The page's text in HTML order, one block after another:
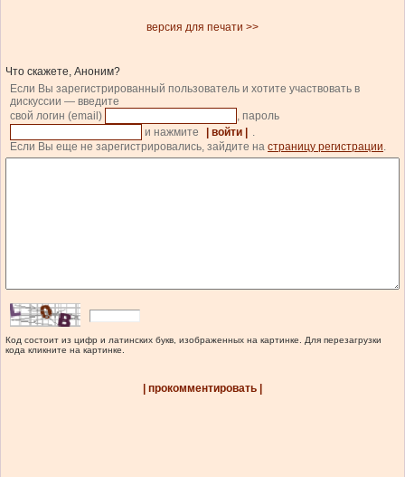
версия для печати >>
Что скажете, Аноним?
Если Вы зарегистрированный пользователь и хотите участвовать в
дискуссии — введите
свой логин (email)
, пароль
и нажмите
| войти |
.
Если Вы еще не зарегистрировались, зайдите на страницу регистрации.
Код состоит из цифр и латинских букв, изображенных на картинке. Для перезагрузки
кода кликните на картинке.
| прокомментировать |